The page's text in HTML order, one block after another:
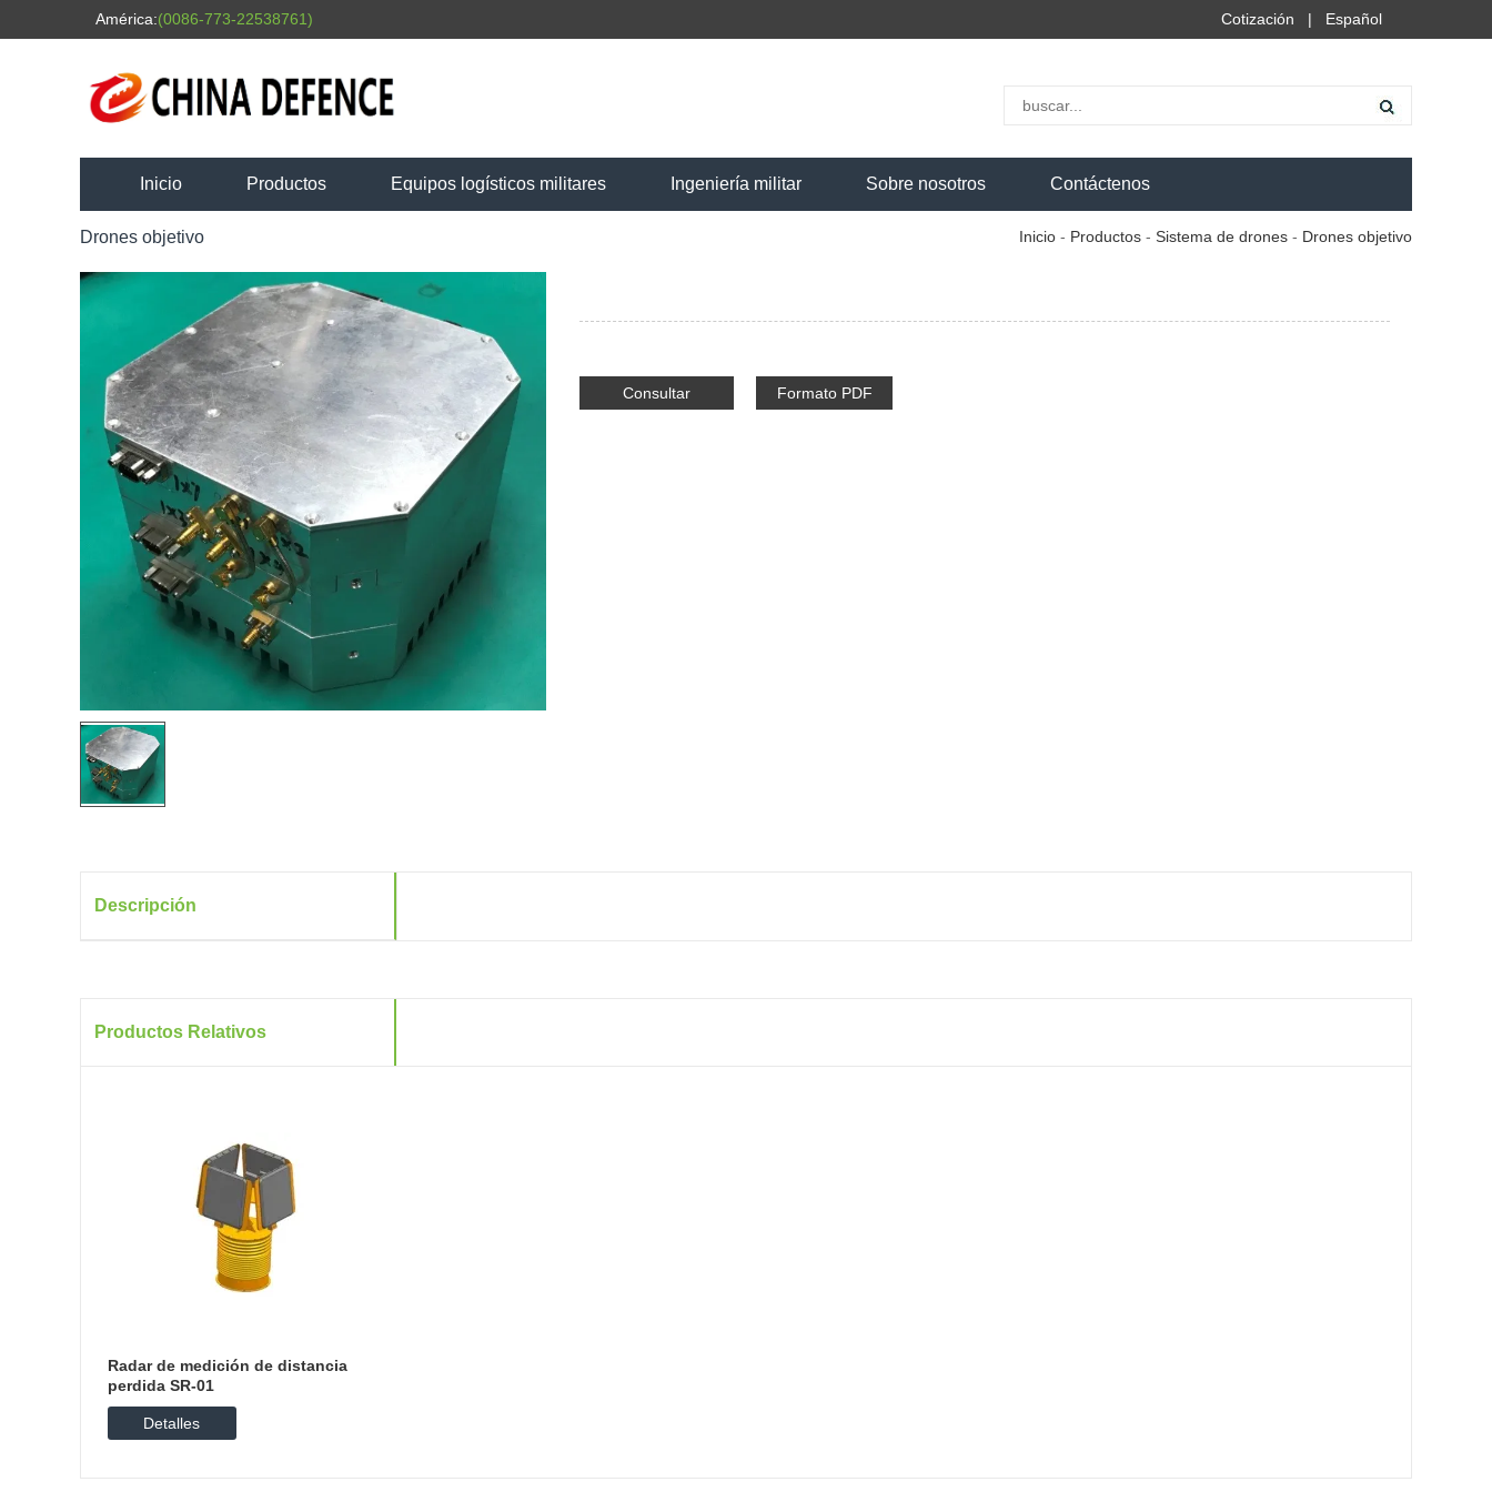
América:(0086-773-22538761) Español
|
Cotización
Inicio Productos Equipos logísticos militares Ingeniería militar Sobre nosotros Contáctenos
Drones objetivo Inicio - Productos - Sistema de drones - Drones objetivo
Consultar Formato PDF
Descripción
Productos Relativos
Radar de medición de distancia
perdida SR-01
Detalles